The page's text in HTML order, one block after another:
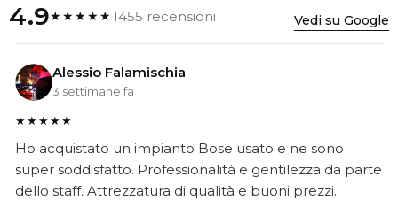
4.9★★★★★1455 recensioni Vedi su Google
Alessio Falamischia
3 settimane fa
★★★★★
Ho acquistato un impianto Bose usato e ne sono
super soddisfatto. Professionalità e gentilezza da parte
dello staff. Attrezzatura di qualità e buoni prezzi.